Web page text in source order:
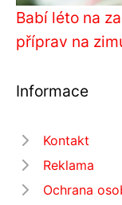
Babí léto na
příprav na
Informace
Kontakt
Reklama
Ochrana